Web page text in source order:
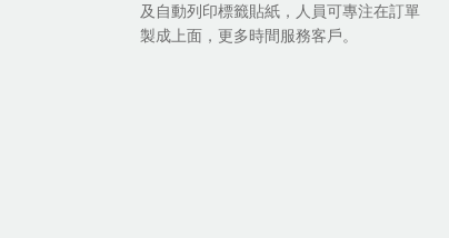
及自動列印標籤貼紙，人員可專注在訂單
製成上面，更多時間服務客戶。